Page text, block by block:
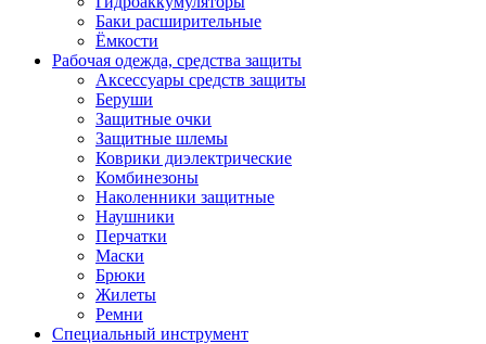
Баки расширительные
Ёмкости
Рабочая одежда, средства защиты
Аксессуары средств защиты
Беруши
Защитные очки
Защитные шлемы
Коврики диэлектрические
Комбинезоны
Наколенники защитные
Наушники
Перчатки
Маски
Брюки
Жилеты
Ремни
Специальный инструмент